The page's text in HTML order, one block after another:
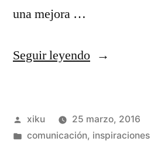
una mejora …
Seguir leyendo«México
Publicado
por
xiku
25 marzo, 2016
Publicado
comunicación, inspiraciones